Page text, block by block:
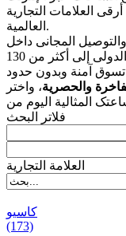
العلامات التجاریة
العالمیة.
المجانی داخل
الإمارات العربیة المتحدة، وخدمة الشحن الدولی إلى أکثر من 130
والحصریة، واختر
فلاتر البحث
العلامة التجارية
کاسیو
(173)